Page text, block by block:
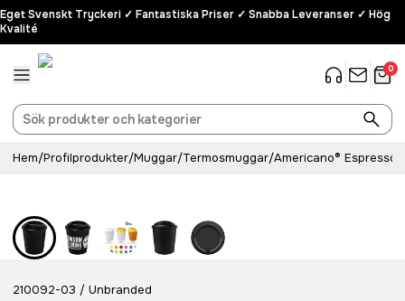
Eget Svenskt Tryckeri ✓ Fantastiska Priser ✓ Snabba Leveranser ✓ Hög
Kvalité
0
Hem/Profilprodukter/Muggar/Termosmuggar/Americano® Espresso
210092-03 / Unbranded